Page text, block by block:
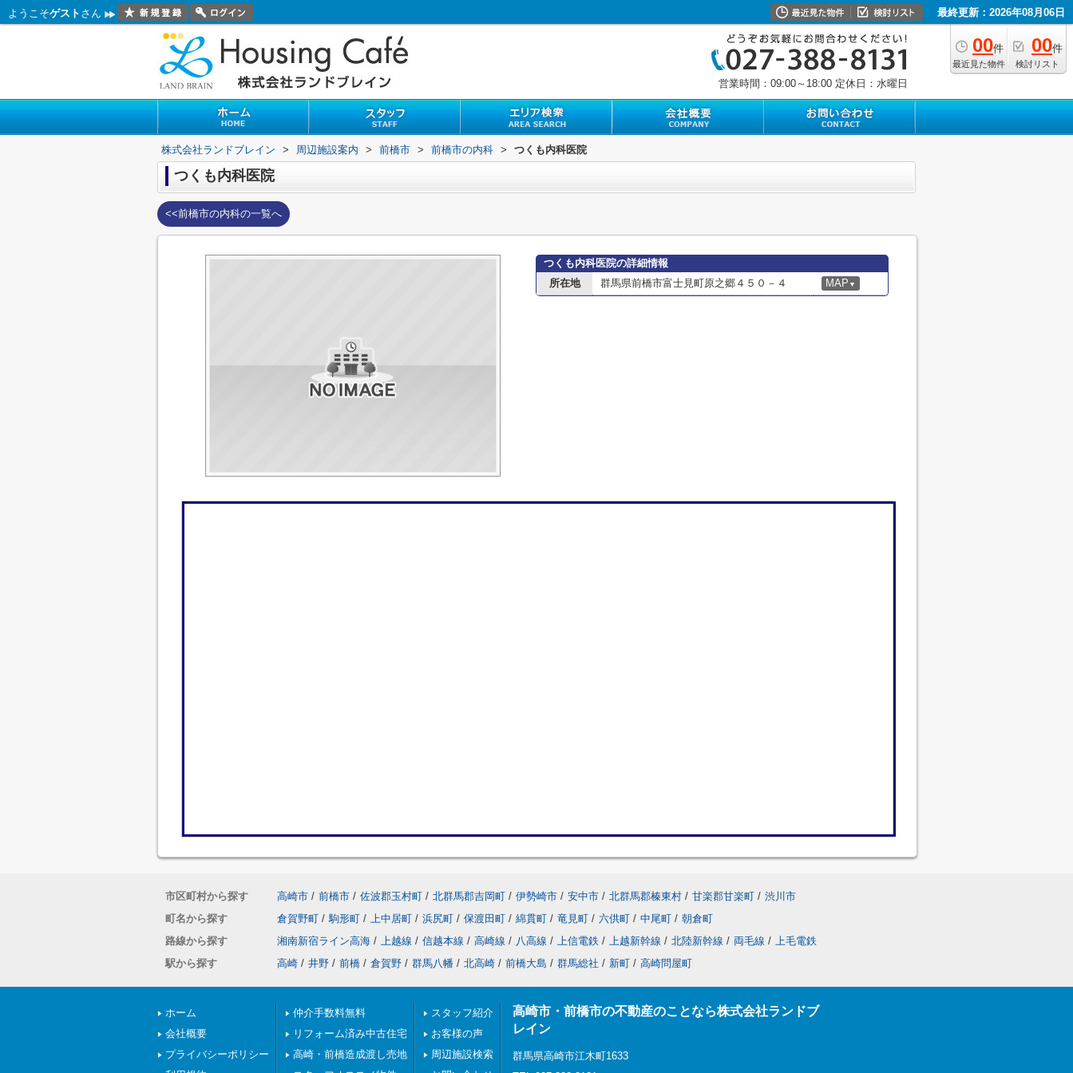
ようこそゲスト さん 最終更新：2026年08月06日
00件
最近見た物件
00件
検討リスト
営業時間：09:00～18:00 定休日：水曜日
株式会社ランドブレイン > 周辺施設案内 > 前橋市 > 前橋市の内科 > つくも内科医院
つくも内科医院
<<前橋市の内科の一覧へ
つくも内科医院の詳細情報
所在地
群馬県前橋市富士見町原之郷４５０－４ MAP ▼
市区町村から探す 高崎市 / 前橋市 / 佐波郡玉村町 / 北群馬郡吉岡町 / 伊勢崎市 / 安中市 / 北群馬郡榛東村 / 甘楽郡甘楽町 / 渋川市
町名から探す
倉賀野町 / 駒形町 / 上中居町 / 浜尻町 / 保渡田町 / 綿貫町 / 竜見町 / 六供町 / 中尾町 / 朝倉町
路線から探す
湘南新宿ライン高海 / 上越線 / 信越本線 / 高崎線 / 八高線 / 上信電鉄 / 上越新幹線 / 北陸新幹線 / 両毛線 / 上毛電鉄
駅から探す
高崎 / 井野 / 前橋 / 倉賀野 / 群馬八幡 / 北高崎 / 前橋大島 / 群馬総社 / 新町 / 高崎問屋町
ホーム
会社概要
プライバシーポリシー
仲介手数料無料
リフォーム済み中古住宅
高崎・前橋造成渡し売地
スタッフ紹介
お客様の声
周辺施設検索
高崎市・前橋市の不動産のことなら株式会社ランドブ
レイン
群馬県高崎市江木町1633